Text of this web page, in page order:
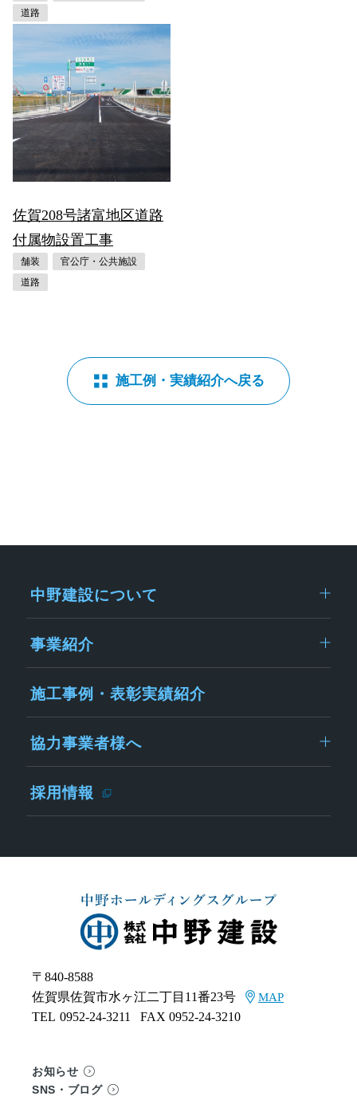
道路
佐賀208号諸富地区道路
付属物設置工事
舗装
官公庁・公共施設
道路
施工例・実績紹介へ戻る
中野建設について
事業紹介
施工事例・表彰実績紹介
協力事業者様へ
採用情報
〒840-8588
佐賀県佐賀市水ヶ江二丁目11番23号
MAP
TEL 0952-24-3211 FAX 0952-24-3210
お知らせ
SNS・ブログ